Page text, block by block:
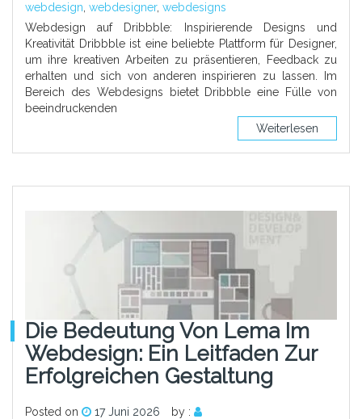
webdesign, webdesigner, webdesigns
Webdesign auf Dribbble: Inspirierende Designs und
Kreativität Dribbble ist eine beliebte Plattform für Designer,
um ihre kreativen Arbeiten zu präsentieren, Feedback zu
erhalten und sich von anderen inspirieren zu lassen. Im
Bereich des Webdesigns bietet Dribbble eine Fülle von
beeindruckenden
Weiterlesen
Die Bedeutung Von Lema Im
Webdesign: Ein Leitfaden Zur
Erfolgreichen Gestaltung
Posted on 17 Juni 2026
by :